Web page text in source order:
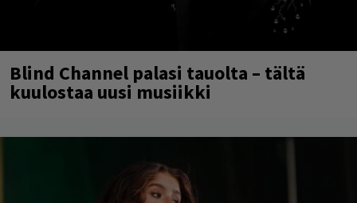
Blind Channel palasi tauolta – tältä
kuulostaa uusi musiikki